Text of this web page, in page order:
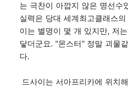
는 극찬이 아깝지 않은 명선수
실력은 당대 세계최고클래스
이는 별명이 몇 개 있지만, 저
닿더군요. "몬스터" 정말 괴물
다.
드사이는 서아프리카에 위치